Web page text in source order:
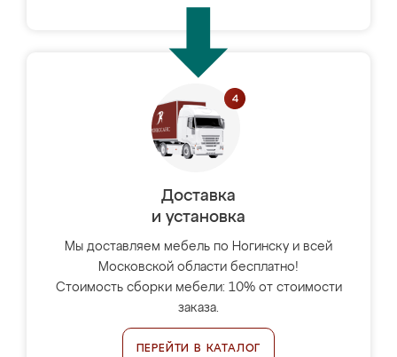
Доставка
и установка
Мы доставляем мебель по Ногинску и всей
Московской области бесплатно!
Стоимость сборки мебели: 10% от стоимости
заказа.
ПЕРЕЙТИ В КАТАЛОГ